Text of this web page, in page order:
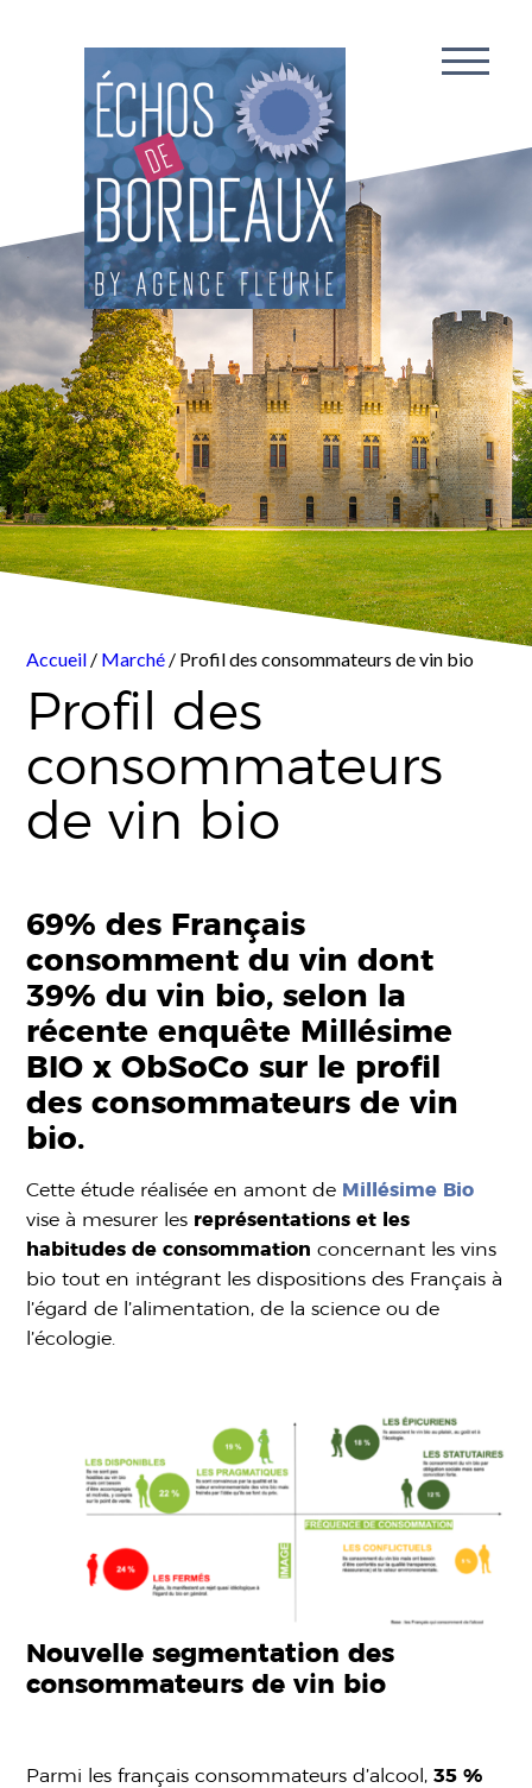
Accueil / Marché / Profil des consommateurs de vin bio
Profil des
consommateurs
de vin bio
69% des Français
consomment du vin dont
39% du vin bio, selon la
récente enquête Millésime
BIO x ObSoCo sur le profil
des consommateurs de vin
bio.
Cette étude réalisée en amont de Millésime Bio
vise à mesurer les représentations et les
habitudes de consommation concernant les vins
bio tout en intégrant les dispositions des Français à
l’égard de l’alimentation, de la science ou de
l’écologie.
Nouvelle segmentation des
consommateurs de vin bio
Parmi les français consommateurs d’alcool,35 %